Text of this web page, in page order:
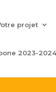
projet
2023-